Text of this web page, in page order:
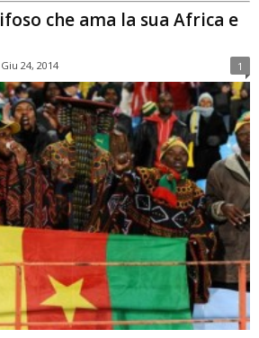
che ama la sua Africa e
Giu 24, 2014 1